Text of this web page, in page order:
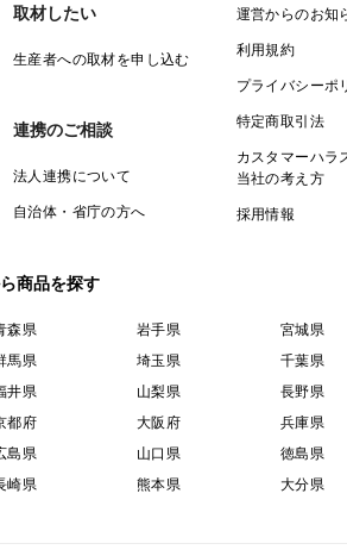
取材したい
生産者への取材を申し込む
連携のご相談
法人連携について
自治体・省庁の方へ
運営からのお知
利用規約
プライバシーポ
特定商取引法
カスタマーハラ
当社の考え方
採用情報
商品を探す
森県 岩手県 宮城県
馬県 埼玉県 千葉県
井県 山梨県 長野県
都府 大阪府 兵庫県
島県 山口県 徳島県
崎県 熊本県 大分県